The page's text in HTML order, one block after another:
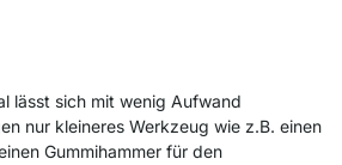
lässt sich mit wenig Aufwand
nur kleineres Werkzeug wie z.B. einen
Gummihammer für den